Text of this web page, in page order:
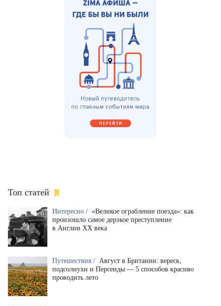
Топ статей
Интересно / «Великое ограбление поезда»: как
произошло самое дерзкое преступление
в Англии XX века
Путешествия / Август в Британии: вереск,
подсолнухи и Персеиды — 5 способов красиво
проводить лето